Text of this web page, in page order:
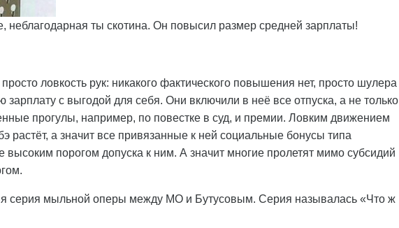
неблагодарная ты скотина. Он повысил размер средней зарплаты!
ловкость рук: никакого фактического повышения нет, просто шулера
зарплату с выгодой для себя. Они включили в неё все отпуска, а не только
прогулы, например, по повестке в суд, и премии. Ловким движением
растёт, а значит все привязанные к ней социальные бонусы типа
высоким порогом допуска к ним. А значит многие пролетят мимо субсидий
серия мыльной оперы между МО и Бутусовым. Серия называлась «Что ж